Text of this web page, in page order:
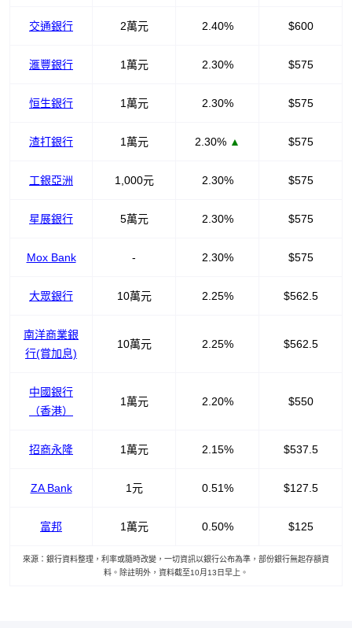
交通銀行 2萬元 2.40% $600
滙豐銀行 1萬元 2.30% $575
恒生銀行 1萬元 2.30% $575
渣打銀行 1萬元 2.30% ▲ $575
工銀亞洲 1,000元 2.30% $575
星展銀行 5萬元 2.30% $575
Mox Bank - 2.30% $575
大眾銀行 10萬元 2.25% $562.5
南洋商業銀
行(賞加息)
10萬元 2.25% $562.5
中國銀行
（香港）
1萬元 2.20% $550
招商永隆 1萬元 2.15% $537.5
ZA Bank 1元 0.51% $127.5
富邦 1萬元 0.50% $125
來源：銀行資料整理，利率或隨時改變，一切資訊以銀行公布為準，部份銀行無起存額資
料。除註明外，資料截至10月13日早上。